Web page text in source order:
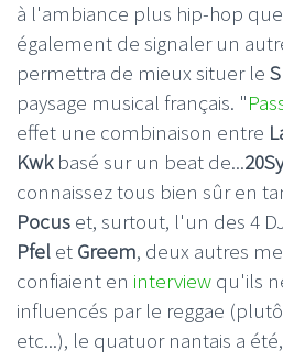
à l'ambiance plus hip-hop
également de signaler un
permettra de mieux situer le
paysage musical français. "
effet une combinaison entre
Kwkbasé sur un beat de...
connaissez tous bien sûr en
Pocus et, surtout, l'un des 4
Pfel et Greem, deux autres
confiaient en interview qu'ils
influencés par le reggae
etc...), le quatuor nantais a